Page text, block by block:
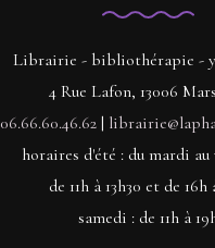
Librairie - bibliothérapie -
4 Rue Lafon, 13006
06.66.60.46.62|
horaires d'été : du mardi
de 11h à 13h30 et de 16h
samedi : de 11h à